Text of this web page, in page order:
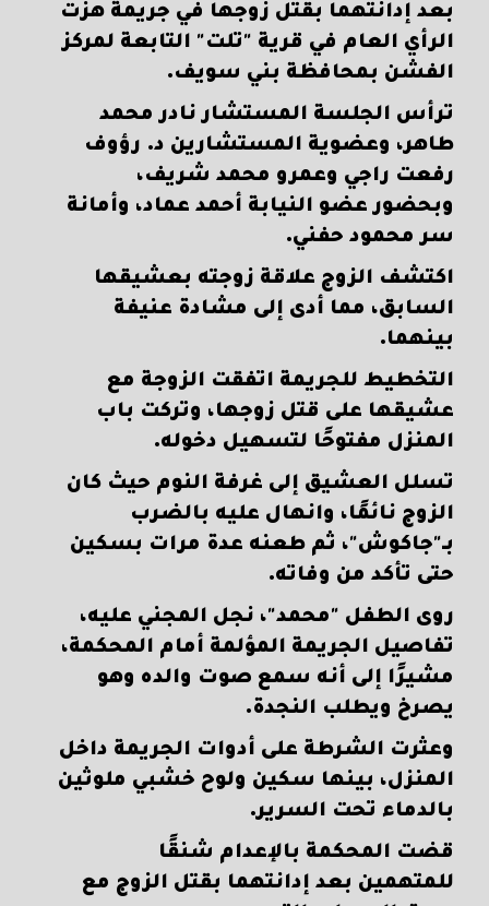
بعد إدانتهما بقتل زوجها في جريمة هزت
الرأي العام في قرية "تلت" التابعة لمركز
الفشن بمحافظة بني سويف.
ترأس الجلسة المستشار نادر محمد
طاهر، وعضوية المستشارين د. رؤوف
رفعت راجي وعمرو محمد شريف،
وبحضور عضو النيابة أحمد عماد، وأمانة
سر محمود حفني.
اكتشف الزوج علاقة زوجته بعشيقها
السابق، مما أدى إلى مشادة عنيفة
بينهما.
التخطيط للجريمة اتفقت الزوجة مع
عشيقها على قتل زوجها، وتركت باب
المنزل مفتوحًا لتسهيل دخوله.
تسلل العشيق إلى غرفة النوم حيث كان
الزوج نائمًا، وانهال عليه بالضرب
بـ"جاكوش"، ثم طعنه عدة مرات بسكين
حتى تأكد من وفاته.
روى الطفل "محمد"، نجل المجني عليه،
تفاصيل الجريمة المؤلمة أمام المحكمة،
مشيرًا إلى أنه سمع صوت والده وهو
يصرخ ويطلب النجدة.
وعثرت الشرطة على أدوات الجريمة داخل
المنزل، بينها سكين ولوح خشبي ملوثين
بالدماء تحت السرير.
قضت المحكمة بالإعدام شنقًا
للمتهمين بعد إدانتهما بقتل الزوج مع